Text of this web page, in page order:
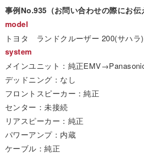
事例No.935（お問い合わせの際にお伝
model
トヨタ ランドクルーザー 200(サハラ)
system
メインユニット：純正
デッドニング：なし
フロントスピーカー：純正
センター：未接続
リアスピーカー：純正
パワーアンプ：内蔵
ケーブル：純正